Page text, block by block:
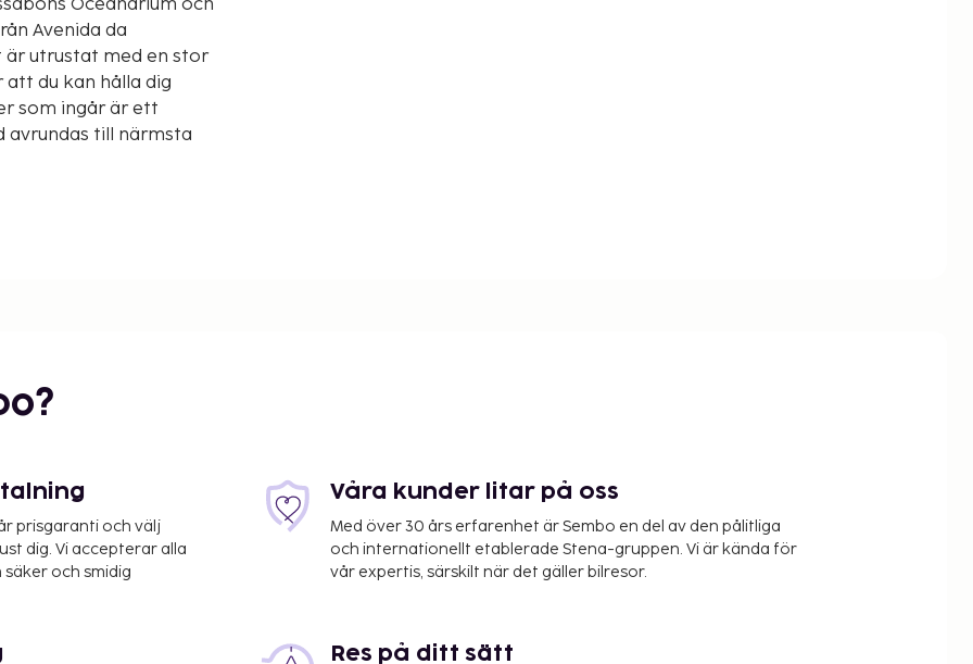
Oceanarium och
är utrustat med en stor
att du kan hålla dig
som ingår är ett
avrundas till närmsta
prisgaranti och välj
dig. Vi accepterar alla
och smidig
Våra kunder litar på oss
Med över 30 års erfarenhet är Sembo en del av den pålitliga
och internationellt etablerade Stena-gruppen. Vi är kända för
vår expertis, särskilt när det gäller bilresor.
Res på ditt sätt